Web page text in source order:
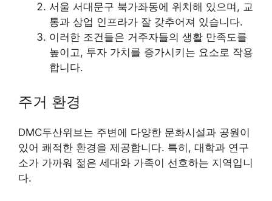
서울 서대문구 북가좌동에 위치해 있으며, 교
통과 상업 인프라가 잘 갖추어져 있습니다.
이러한 조건들은 거주자들의 생활 만족도를
높이고, 투자 가치를 증가시키는 요소로 작용
합니다.
주거 환경
DMC두산위브는 주변에 다양한 문화시설과 공원이
있어 쾌적한 환경을 제공합니다. 특히, 대학과 연구
소가 가까워 젊은 세대와 가족이 선호하는 지역입니
다.